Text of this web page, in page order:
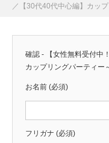
／【30代40代中心編】カッ
確認 - 【女性無料受付中
カップリングパーティー
お名前 (必須)
フリガナ (必須)